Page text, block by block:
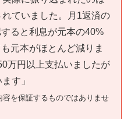
ていました。月1返済の
ると利息が元本の40%
元本がほとんど減りま
万円以上支払いましたが
す」
を保証するものではありませ